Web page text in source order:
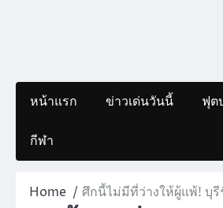
หน้าแรก ข่าวเด่นวันนี้ ฟุต
กีฬา
Home ศึกนี้ไม่มีที่ว่างให้ผู้แพ้! บุรี